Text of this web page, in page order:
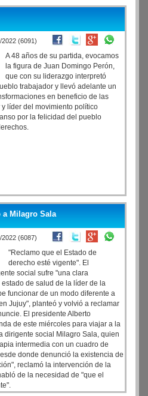
2022 (6091)
A 48 años de su partida, evocamos
la figura de Juan Domingo Perón,
que con su liderazgo interpretó
trabajador y llevó adelante un
en beneficio de las
líder del movimiento político
por la felicidad del pueblo
a Milagro Sala
2022 (6087)
"Reclamo que el Estado de
derecho esté vigente". El
social sufre "una clara
de salud de la líder de la
funcionar de un modo diferente a
Jujuy", planteó y volvió a reclamar
El presidente Alberto
de este miércoles para viajar a la
dirigente social Milagro Sala, quien
intermedia con un cuadro de
donde denunció la existencia de
reclamó la intervención de la
de la necesidad de "que el